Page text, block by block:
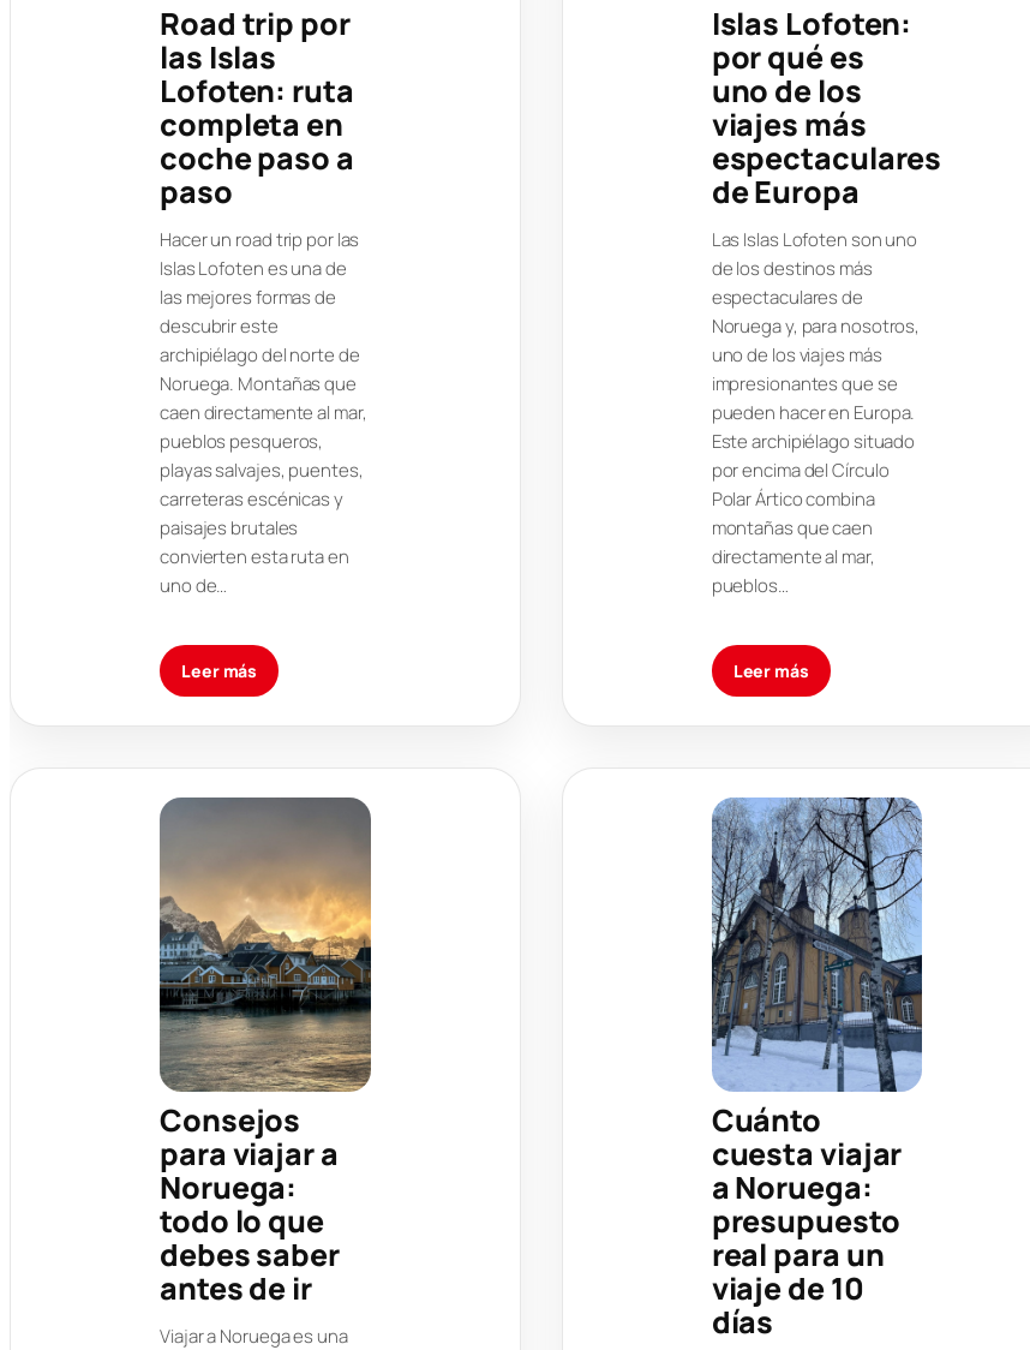
Road trip por
las Islas
Lofoten: ruta
completa en
coche paso a
paso
Hacer un road trip por las
Islas Lofoten es una de
las mejores formas de
descubrir este
archipiélago del norte de
Noruega. Montañas que
caen directamente al mar,
pueblos pesqueros,
playas salvajes, puentes,
carreteras escénicas y
paisajes brutales
convierten esta ruta en
uno de…
Leer más
Islas Lofoten:
por qué es
uno de los
viajes más
espectaculares
de Europa
Las Islas Lofoten son uno
de los destinos más
espectaculares de
Noruega y, para nosotros,
uno de los viajes más
impresionantes que se
pueden hacer en Europa.
Este archipiélago situado
por encima del Círculo
Polar Ártico combina
montañas que caen
directamente al mar,
pueblos…
Leer más
Consejos
para viajar a
Noruega:
todo lo que
debes saber
antes de ir
Viajar a Noruega es una
Cuánto
cuesta viajar
a Noruega:
presupuesto
real para un
viaje de 10
días